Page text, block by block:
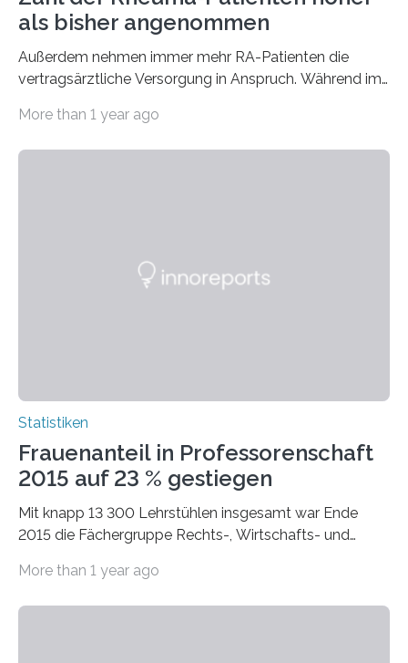
als bisher angenommen
Außerdem nehmen immer mehr RA-Patienten die
vertragsärztliche Versorgung in Anspruch. Während im
More than 1 year ago
Statistiken
Frauenanteil in Professorenschaft
2015 auf 23 % gestiegen
Mit knapp 13 300 Lehrstühlen insgesamt war Ende
2015 die Fächergruppe Rechts-, Wirtschafts- und
bei…
More than 1 year ago